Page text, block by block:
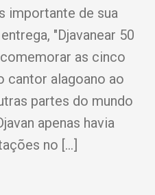
importante de sua
"Djavanear 50
as cinco
cantor alagoano ao
partes do mundo
apenas havia
no […]